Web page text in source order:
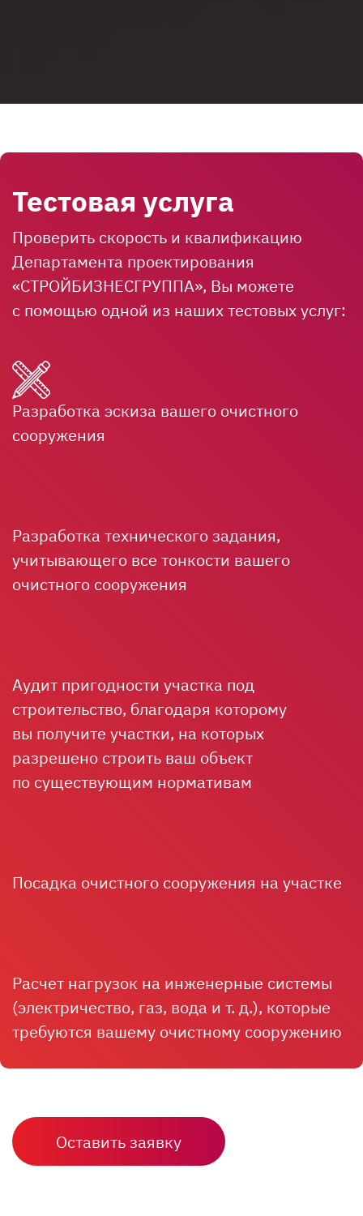
Тестовая услуга
Проверить скорость и квалификацию
Департамента проектирования
«СТРОЙБИЗНЕСГРУППА», Вы можете
с помощью одной из наших тестовых услуг:
Разработка эскиза вашего очистного
сооружения
Разработка технического задания,
учитывающего все тонкости вашего
очистного сооружения
Аудит пригодности участка под
строительство, благодаря которому
вы получите участки, на которых
разрешено строить ваш объект
по существующим нормативам
Посадка очистного сооружения на участке
Расчет нагрузок на инженерные системы
(электричество, газ, вода и т. д.), которые
требуются вашему очистному сооружению
Оставить заявку